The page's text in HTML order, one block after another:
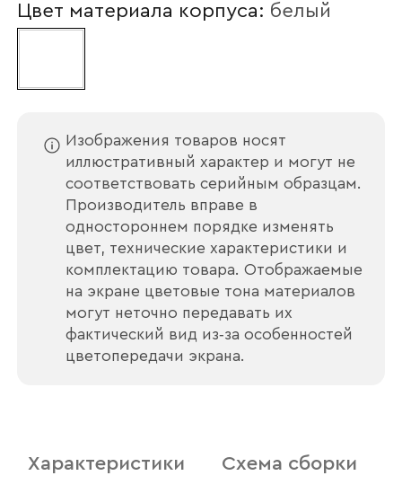
Цвет материала корпуса: белый
Изображения товаров носят
иллюстративный характер и могут не
соответствовать серийным образцам.
Производитель вправе в
одностороннем порядке изменять
цвет, технические характеристики и
комплектацию товара. Отображаемые
на экране цветовые тона материалов
могут неточно передавать их
фактический вид из‑за особенностей
цветопередачи экрана.
Характеристики Схема сборки
Ваше имя
Наименование организации